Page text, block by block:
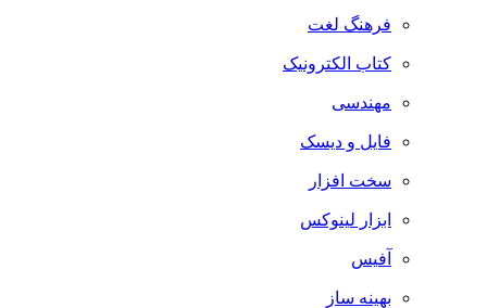
فرهنگ لغت
کتاب الکترونیک
مهندسی
فایل و دیسک
سخت افزار
ابزار لینوکس
آفیس
بهینه ساز